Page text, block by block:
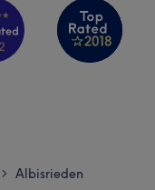
> Albisrieden